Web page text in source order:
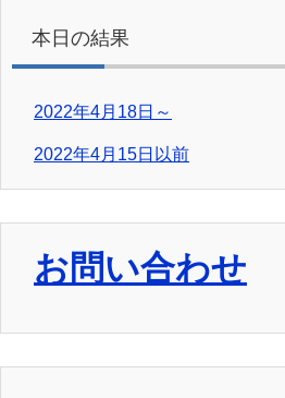
本日の結果
2022年4月18日～
2022年4月15日以前
お問い合わせ